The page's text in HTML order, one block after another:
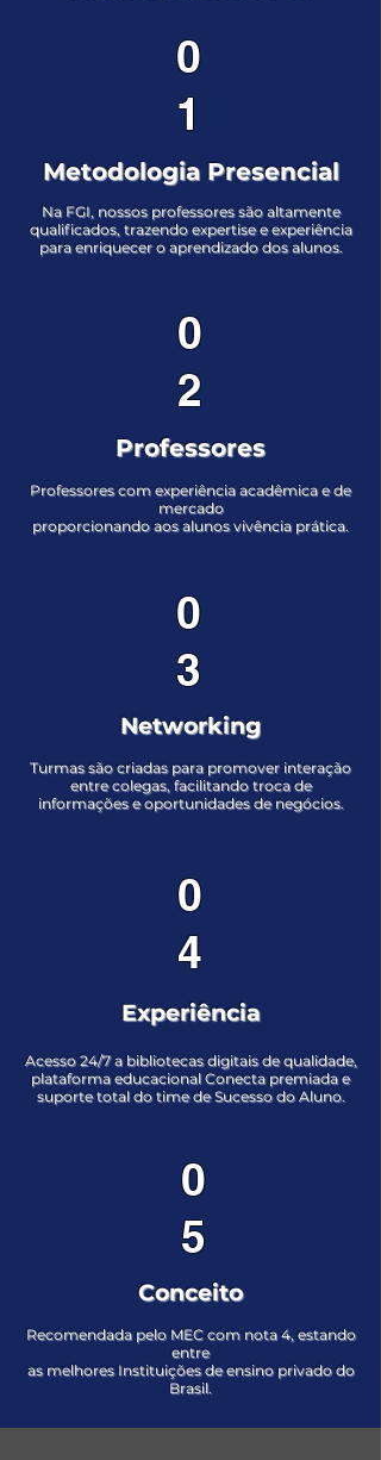
0
1
Metodologia Presencial
Na FGI, nossos professores são altamente
qualificados, trazendo expertise e experiência
para enriquecer o aprendizado dos alunos.
0
2
Professores
Professores com experiência acadêmica e de
mercado
proporcionando aos alunos vivência prática.
0
3
Networking
Turmas são criadas para promover interação
entre colegas, facilitando troca de
informações e oportunidades de negócios.
0
4
Experiência
Acesso 24/7 a bibliotecas digitais de qualidade,
plataforma educacional Conecta premiada e
suporte total do time de Sucesso do Aluno.
0
5
Conceito
Recomendada pelo MEC com nota 4, estando
entre
as melhores Instituições de ensino privado do
Brasil.